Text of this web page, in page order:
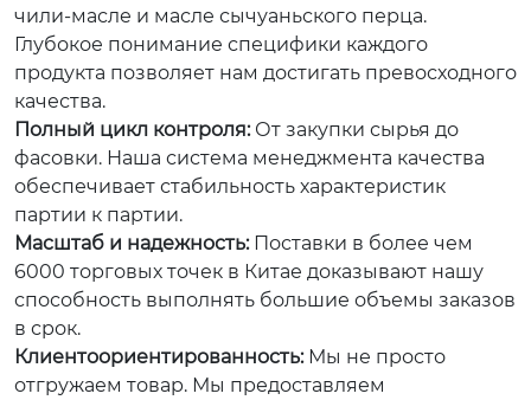
чили-масле и масле сычуаньского перца.
Глубокое понимание специфики каждого
продукта позволяет нам достигать превосходного
качества.
Полный цикл контроля:От закупки сырья до
фасовки. Наша система менеджмента качества
обеспечивает стабильность характеристик
партии к партии.
Масштаб и надежность:Поставки в более чем
6000 торговых точек в Китае доказывают нашу
способность выполнять большие объемы заказов
в срок.
Клиентоориентированность:Мы не просто
отгружаем товар. Мы предоставляем